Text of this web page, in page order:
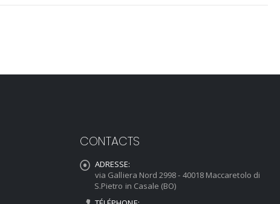
CONTACTS
ADRESSE:
via Galliera Nord 2998 - 40018 Maccaretolo di
S.Pietro in Casale (BO)